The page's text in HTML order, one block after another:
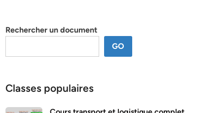
Rechercher un document
GO
Classes populaires